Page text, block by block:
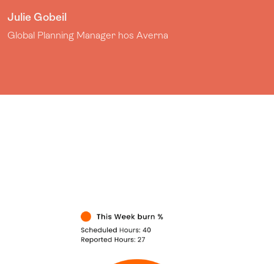
Julie Gobeil
Global Planning Manager hos Averna